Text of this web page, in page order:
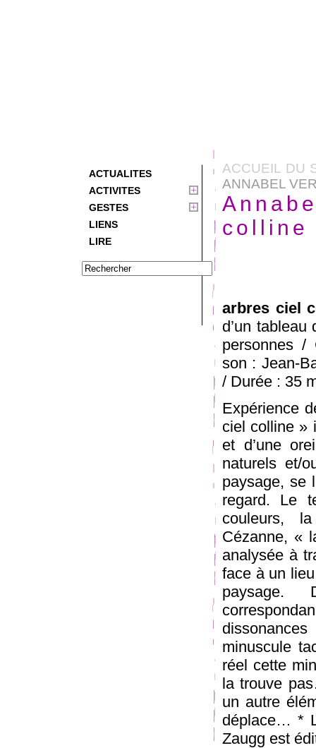
ACTUALITES
ACTIVITES
GESTES
LIENS
LIRE
ACCUEIL DU
ANNABEL
colline
arbres ciel
d’un
personnes /
son : Jean-
/ Durée : 35
Expérience
ciel colline »
et d’une
naturels et/
paysage, se
regard. Le
couleurs,
Cézanne, «
analysée à
face à un
paysage.
minuscule
réel cette
la trouve
un autre
déplace… *
Zaugg est